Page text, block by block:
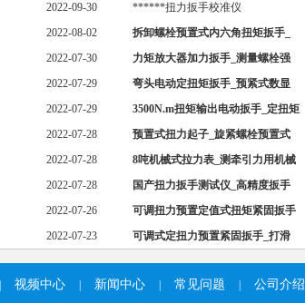
2022-09-30
******扭力扳手校准仪
2022-08-02
拆卸螺栓预置式内六角扭矩扳手_
2022-07-30
力矩放大器加力扳手_测量螺栓强
2022-07-29
弯头电动定扭矩扳手_预紧式数显
2022-07-29
3500N.m扭矩输出电动扳手_定扭矩
2022-07-28
预置式扭力起子_旋紧螺栓预置式
2022-07-28
8吨机械式拉力表_测牵引力用机械
2022-07-28
国产扭力扳手测试仪_高精度扳手
2022-07-26
可调扭力预置定值式扭矩紧固扳手
2022-07-23
可调式定扭力预置紧固扳手_打滑
视频中心 新闻中心 常见问题 公司介绍